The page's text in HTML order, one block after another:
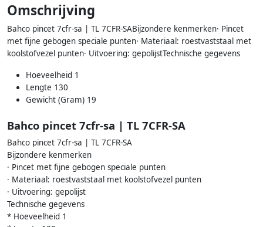
Omschrijving
Bahco pincet 7cfr-sa | TL 7CFR-SABijzondere kenmerken· Pincet
met fijne gebogen speciale punten· Materiaal: roestvaststaal met
koolstofvezel punten· Uitvoering: gepolijstTechnische gegevens
Hoeveelheid 1
Lengte 130
Gewicht (Gram) 19
Bahco pincet 7cfr-sa | TL 7CFR-SA
Bahco pincet 7cfr-sa | TL 7CFR-SA
Bijzondere kenmerken
· Pincet met fijne gebogen speciale punten
· Materiaal: roestvaststaal met koolstofvezel punten
· Uitvoering: gepolijst
Technische gegevens
* Hoeveelheid 1